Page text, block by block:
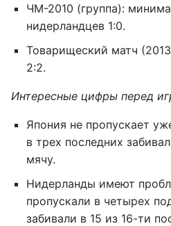
ЧМ-2010 (группа):
нидерландцев 1:0.
Товарищеский матч
2:2.
Интересные цифры перед
Япония не пропускает
в трех последних
мячу.
Нидерланды имеют
пропускали в четырех
забивали в 15 из 16-ти